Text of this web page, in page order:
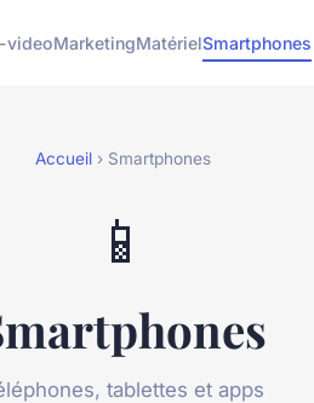
videoMarketingMatérielSmartphones
Accueil› Smartphones
📱
tablettes et apps